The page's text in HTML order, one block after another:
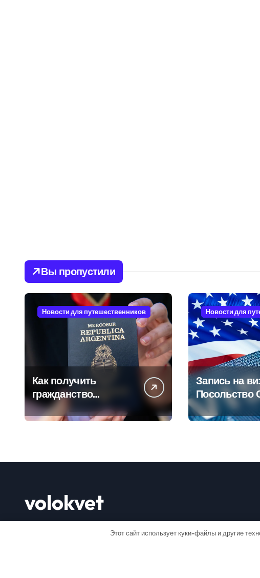
Вы пропустили
Новости для путешественников
Как получить
гражданство
Аргентины: Полное
руководство
Новости для
Запись на
Посольство
Пошаговое
руководство
volokvet
Этот сайт использует куки-файлы и другие